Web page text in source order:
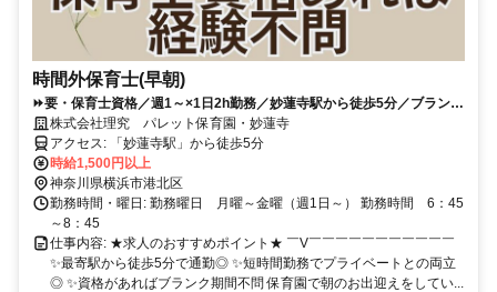
時間外保育士(早朝)
⏩要・保育士資格／週1～×1日2h勤務／妙蓮寺駅から徒歩5分／ブランク
不問株式会社理究 パレット保育園・妙蓮寺
アクセス: 「妙蓮寺駅」から徒歩5分
時給1,500円以上
神奈川県横浜市港北区
勤務時間・曜日: 勤務曜日 月曜～金曜（週1日～） 勤務時間 6：45
～8：45
仕事内容: ★求人のおすすめポイント★ ￣V￣￣￣￣￣￣￣￣￣￣￣
✨最寄駅から徒歩5分で通勤◎ ✨短時間勤務でプライベートとの両立
◎ ✨資格があればブランク期間不問 保育園で朝のお出迎えをしてい...